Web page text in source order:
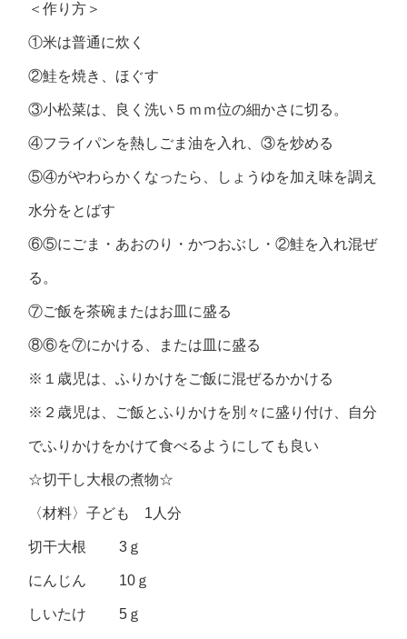
＜作り方＞
①米は普通に炊く
②鮭を焼き、ほぐす
③小松菜は、良く洗い５ｍｍ位の細かさに切る。
④フライパンを熱しごま油を入れ、③を炒める
⑤④がやわらかくなったら、しょうゆを加え味を調え
水分をとばす
⑥⑤にごま・あおのり・かつおぶし・②鮭を入れ混ぜ
る。
⑦ご飯を茶碗またはお皿に盛る
⑧⑥を⑦にかける、または皿に盛る
※１歳児は、ふりかけをご飯に混ぜるかかける
※２歳児は、ご飯とふりかけを別々に盛り付け、自分
でふりかけをかけて食べるようにしても良い
☆切干し大根の煮物☆
〈材料〉子ども 1人分
切干大根 3ｇ
にんじん 10ｇ
しいたけ 5ｇ